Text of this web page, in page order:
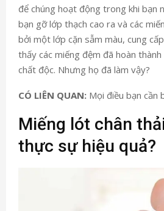
để chúng hoạt động trong khi bạn
bạn gỡ lớp thạch cao ra và các
bởi một lớp cặn sẫm màu, cung
thấy các miếng đệm đã hoàn
chất độc. Nhưng họ đã làm vậy?
CÓ LIÊN QUAN: Mọi điều bạn cần
Miếng lót chân
thực sự hiệu quả?